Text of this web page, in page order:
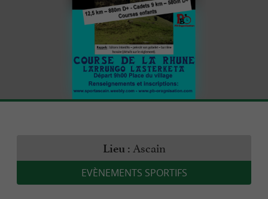
Lieu : Ascain
EVÈNEMENTS SPORTIFS